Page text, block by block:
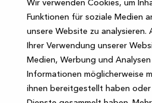
Wir verwenden Cookies, um
Funktionen für soziale Medien
unsere Website zu
Ihrer Verwendung unserer
Medien, Werbung und
Informationen möglicherweise
ihnen bereitgestellt haben oder
client-side exception has occurred